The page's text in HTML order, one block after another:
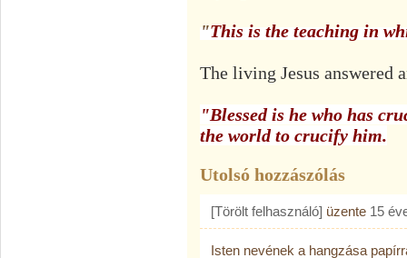
"This is the teaching in
The living Jesus answered
"Blessed is he who has
the world to crucify him.
Utolsó hozzászólás
[Törölt felhasználó] üzente 15
Isten nevének a hangzása